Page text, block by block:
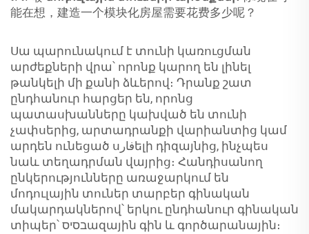
能在想，建造一个模块化房屋需要花费多少呢？
Սա պարունակում է տունի կառուցման
արժեքների վրա՝ որոնք կարող են լինել
թանկելի մի քանի ձևերով։ Դրանք շատ
ընդհանուր հարցեր են, որոնց
պատասխանները կախված են տունի
չափսերից, արտադրանքի վարիանտից կամ
արդեն ունեցած սفارելի դիզայնից, ինչպես
նաև տեղադրման վայրից։ Հանդիսանող
ընկերությունները առաջարկում են
մոդուլային տուներ տարբեր գինական
մակարդակներով՝ երկու ընդհանուր գինական
տիպեր՝ בסיסազային գին և գործարանային։